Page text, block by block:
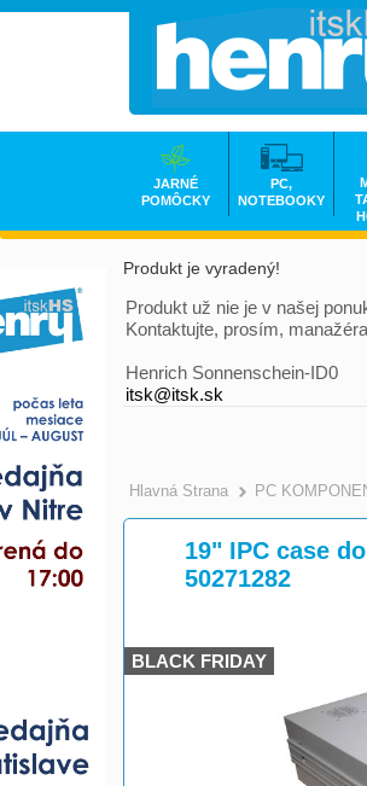
Produkt je vyradený!
Produkt už nie je v našej
Kontaktujte, prosím,
Henrich Sonnenschein-ID0
itsk@itsk.sk
Hlavná Strana PC
19" IPC case
50271282
BLACK FRIDAY
JARNÉ
POMÔCKY
PC,
NOTEBOOKY